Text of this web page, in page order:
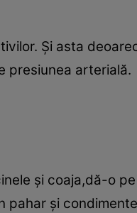
Şi asta
presiunea arterială.
şi coaja,dă-o
şi